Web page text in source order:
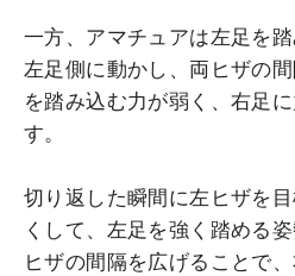
一方、アマチュアは左足を
左足側に動かし、両ヒザの
を踏み込む力が弱く、右足
す。
切り返した瞬間に左ヒザを
くして、左足を強く踏める
ヒザの間隔を広げることで